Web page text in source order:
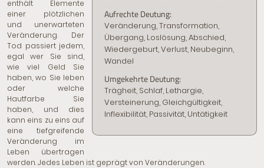
Aufrechte Deutung:
Veränderung, Transformation,
Übergang, Loslösung, Abschied,
Wiedergeburt, Verlust, Neubeginn,
Wandel
Umgekehrte Deutung:
Trägheit, Schlaf, Lethargie,
Versteinerung, Gleichgültigkeit,
Inflexibilität, Passivität, Untätigkeit
enthält Elemente
einer plötzlichen
und unerwarteten
Veränderung. Der
Tod passiert jedem,
egal wer Sie sind,
wie viel Geld Sie
haben, wo Sie leben
oder welche
Hautfarbe Sie
haben, und dies
kann eins zu eins auf
eine tiefgreifende
Veränderung im
Leben übertragen
werden. Jedes Leben ist geprägt von Veränderungen.